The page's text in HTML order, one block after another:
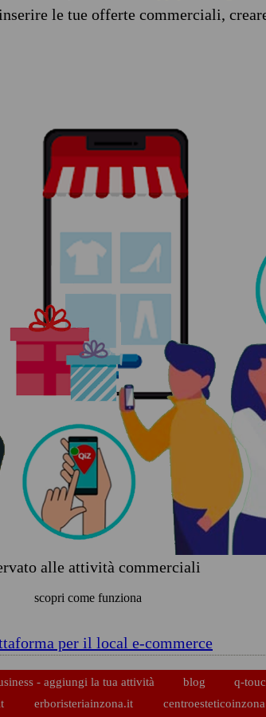
le tue offerte commerciali,
alle attività commerciali
scopri come funziona
per il local e-commerce
- aggiungi la tua attività blog
q-
erboristeriainzona.it